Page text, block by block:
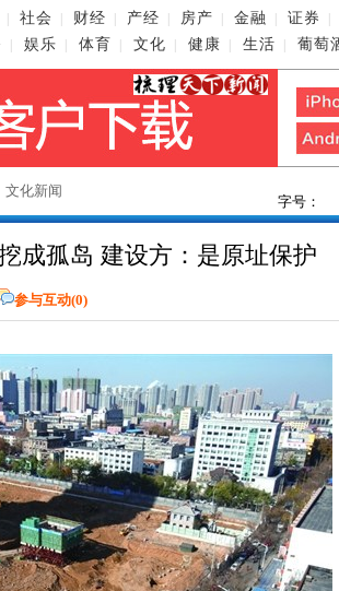
社会 财经 产经 房产 金融 证券
娱乐 体育 文化 健康 生活 葡萄
文化新闻
字号：
成孤岛 建设方：是原址保护
参与互动(0)